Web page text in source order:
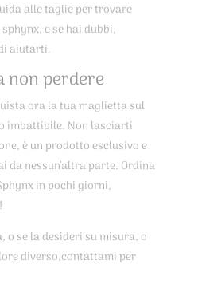
alle taglie per trovare
e se hai dubbi,
aiutarti.
non perdere
ora la tua maglietta sul
imbattibile. Non lasciarti
è un prodotto esclusivo e
da nessun’altra parte. Ordina
in pochi giorni,
o se la desideri su misura, o
diverso,contattami per